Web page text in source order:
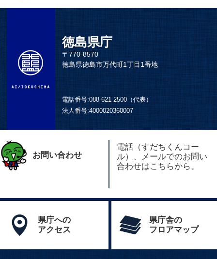
徳島県庁
〒770-8570
徳島県徳島市万代町1丁目1番地
電話番号:088-621-2500（代表）
法人番号:4000020360007
お問い合わせ
電話（すだちくんコー
ル）、メールでのお問い
合わせはこちらから。
県庁への
アクセス
県庁舎の
フロアマップ